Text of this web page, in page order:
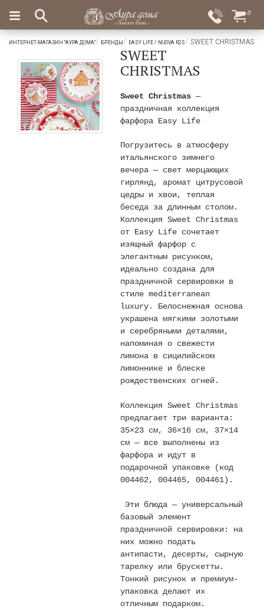
Вход
Избранное
×
Подарки
Ароматы
для
дома
0
ИНТЕРНЕТ-МАГАЗИН "АУРА ДОМА" БРЕНДЫ EASY LIFE / NUOVA R2S SWEET CHRISTMAS
SWEET
CHRISTMAS
Sweet Christmas —
праздничная коллекция
фарфора Easy Life
Погрузитесь в атмосферу
итальянского зимнего
вечера — свет мерцающих
гирлянд, аромат цитрусовой
цедры и хвои, теплая
беседа за длинным столом.
Коллекция Sweet Christmas
от Easy Life сочетает
изящный фарфор с
элегантным рисунком,
идеально создана для
праздничной сервировки в
стиле mediterranean
luxury. Белоснежная основа
украшена мягкими золотыми
и серебряными деталями,
напоминая о свежести
лимона в сицилийском
лимоннике и блеске
рождественских огней.
Коллекция Sweet Christmas
предлагает три варианта:
35×23 см, 36×16 см, 37×14
см — все выполнены из
фарфора и идут в
подарочной упаковке (код
004462, 004465, 004461).
Эти блюда — универсальный
базовый элемент
праздничной сервировки: на
них можно подать
антипасти, десерты, сырную
тарелку или брускетты.
Тонкий рисунок и премиум-
упаковка делают их
отличным подарком.